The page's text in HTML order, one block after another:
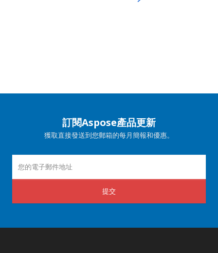
訂閱Aspose產品更新
獲取直接發送到您郵箱的每月簡報和優惠。
提交